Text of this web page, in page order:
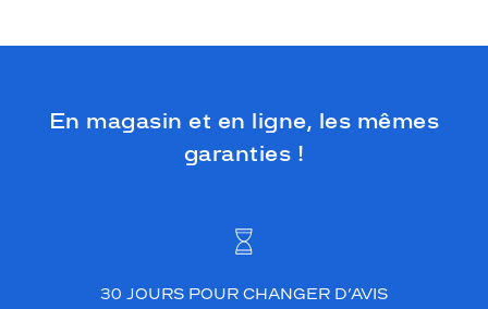
En magasin et en ligne, les mêmes
garanties !
30 JOURS POUR CHANGER D’AVIS